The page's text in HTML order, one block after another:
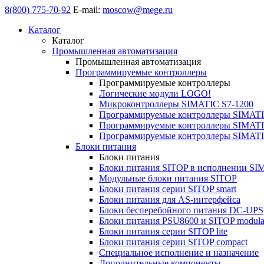
8(800) 775-70-92 E-mail: moscow@mege.ru
Каталог
Каталог
Промышленная автоматизация
Промышленная автоматизация
Программируемые контроллеры
Программируемые контроллеры
Логические модули LOGO!
Микроконтроллеры SIMATIC S7-1200
Программируемые контроллеры
Программируемые контроллеры
Программируемые контроллеры
Блоки питания
Блоки питания
Блоки питания SITOP в исполнении
Модульные блоки питания SITOP
Блоки питания серии SITOP smart
Блоки питания для AS-интерфейса
Блоки бесперебойного питания DC-UPS
Блоки питания PSU8600 и SITOP
Блоки питания серии SITOP lite
Блоки питания серии SITOP compact
Специальное исполнение и назначение